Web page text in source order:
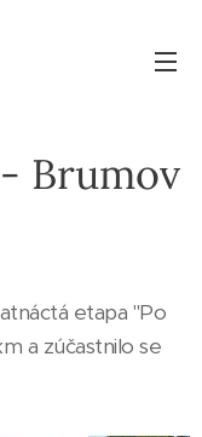
Brumov
etapa "Po
a zúčastnilo se